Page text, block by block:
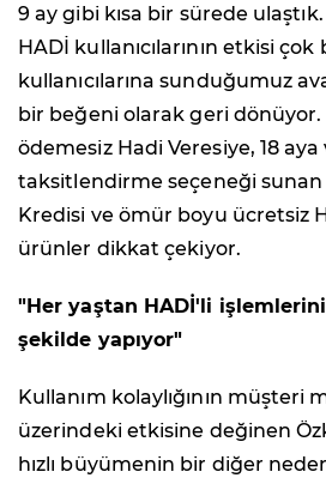
9 ay gibi kısa bir sürede
HADİ kullanıcılarının etkisi
kullanıcılarına sunduğumuz
bir beğeni olarak geri dönüyor.
ödemesiz Hadi Veresiye, 18 aya
taksitlendirme seçeneği sunan
Kredisi ve ömür boyu ücretsiz
ürünler dikkat çekiyor.
"Her yaştan HADİ'li
şekilde yapıyor"
Kullanım kolaylığının müşteri
üzerindeki etkisine değinen
hızlı büyümenin bir diğer